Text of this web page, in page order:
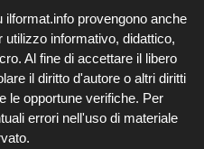
provengono anche
informativo, didattico,
Al fine di accettare il libero
il diritto d'autore o altri diritti
le opportune verifiche. Per
errori nell'uso di materiale